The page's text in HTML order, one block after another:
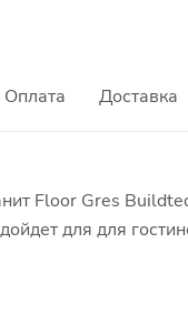
Оплата Доставка
Floor Gres
для для